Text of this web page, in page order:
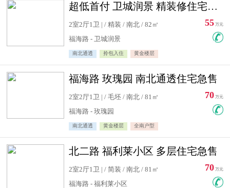
超低首付 卫城润景 精装修住宅急售 可公积金贷款
2室2厅1卫 | / 精装 / 南北 / 82㎡
福海路 - 卫城润景
南北通透 拎包入住 黄金楼层
55 万元
福海路 玫瑰园 南北通透住宅急售
2室2厅1卫 | / 毛坯 / 南北 / 81㎡
福海路 - 玫瑰园
南北通透 黄金楼层 全南户型
70 万元
北二路 福利莱小区 多层住宅急售
2室2厅1卫 | / 简装 / 南北 / 81㎡
福海路 - 福利莱小区
70 万元